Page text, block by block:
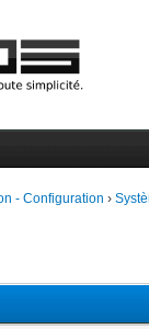
- Configuration ›